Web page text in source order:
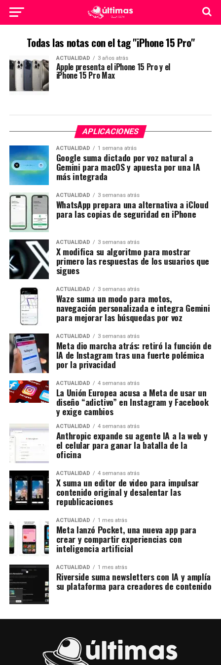
Todas las notas con el tag "iPhone 15 Pro"
ACTUALIDAD 3 años atrás
Apple presenta el iPhone 15 Pro y el
iPhone 15 Pro Max
APLICACIONES
ACTUALIDAD 1 semana atrás
Google suma dictado por voz natural a
Gemini para macOS y apuesta por una IA
más integrada
ACTUALIDAD 3 semanas atrás
WhatsApp prepara una alternativa a iCloud
para las copias de seguridad en iPhone
ACTUALIDAD 3 semanas atrás
X modifica su algoritmo para mostrar
primero las respuestas de los usuarios que
sigues
ACTUALIDAD 3 semanas atrás
Waze suma un modo para motos,
navegación personalizada e integra Gemini
para mejorar las búsquedas por voz
ACTUALIDAD 3 semanas atrás
Meta dio marcha atrás: retiró la función de
IA de Instagram tras una fuerte polémica
por la privacidad
ACTUALIDAD 4 semanas atrás
La Unión Europea acusa a Meta de usar un
diseño “adictivo” en Instagram y Facebook
y exige cambios
ACTUALIDAD 4 semanas atrás
Anthropic expande su agente IA a la web y
el celular para ganar la batalla de la
oficina
ACTUALIDAD 4 semanas atrás
X suma un editor de video para impulsar
contenido original y desalentar las
republicaciones
ACTUALIDAD 1 mes atrás
Meta lanzó Pocket, una nueva app para
crear y compartir experiencias con
inteligencia artificial
ACTUALIDAD 1 mes atrás
Riverside suma newsletters con IA y amplía
su plataforma para creadores de contenido